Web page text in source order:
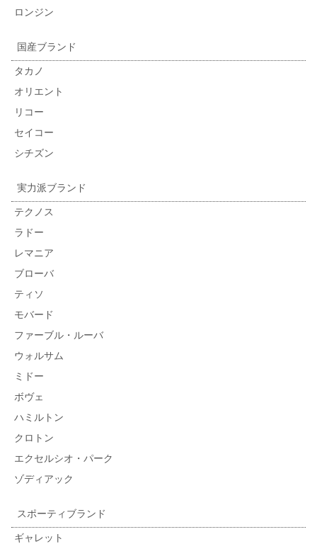
ロンジン
国産ブランド
タカノ
オリエント
リコー
セイコー
シチズン
実力派ブランド
テクノス
ラドー
レマニア
ブローバ
ティソ
モバード
ファーブル・ルーバ
ウォルサム
ミドー
ボヴェ
ハミルトン
クロトン
エクセルシオ・パーク
ゾディアック
スポーティブランド
ギャレット